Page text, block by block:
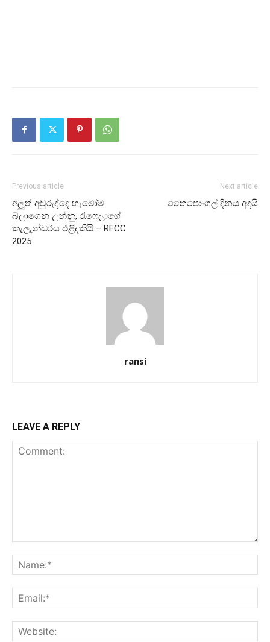
Previous article
අලුත් අවුරුද්දෙ හැමෝම
බලාගෙන උන්නු, රැෆෙලාගේ
කැලැන්ඩරය එළිදකියි – RFCC
2025
Next article
තෛපොංගල් දිනය අදයි
ransi
LEAVE A REPLY